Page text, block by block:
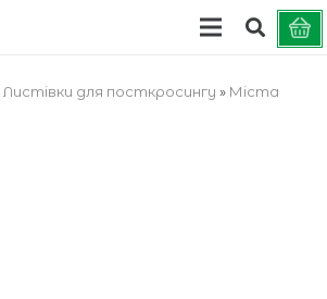
Листівки для посткросингу » Міста